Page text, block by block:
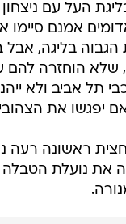
אמנם סיימו
הגבוה בליגה, אבל
הוחזרה להם
תל אביב ולא
יפגשו את
ראשונה רעה
את נועלת